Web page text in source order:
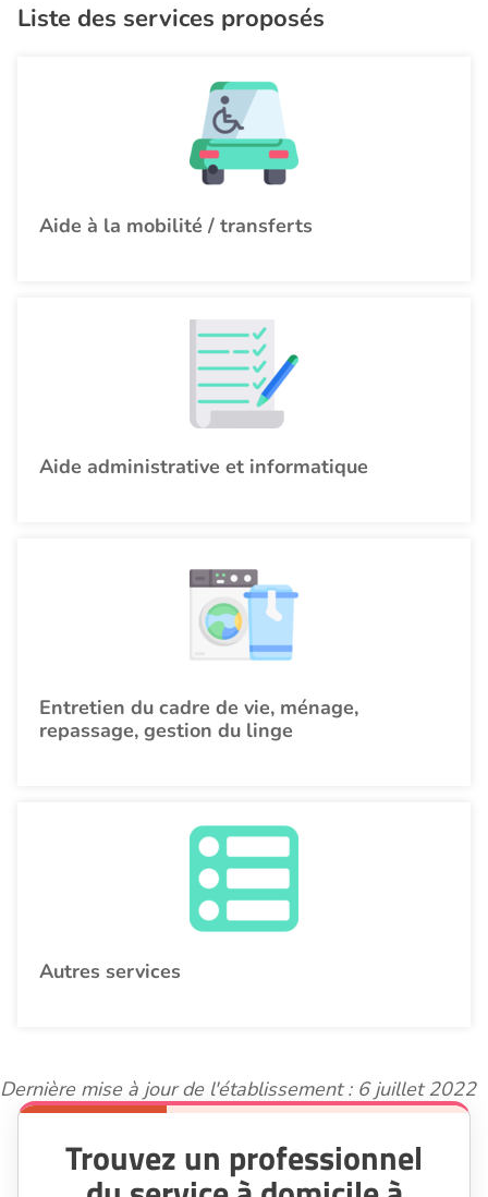
Liste des services proposés
Aide à la mobilité / transferts
Aide administrative et informatique
Entretien du cadre de vie, ménage,
repassage, gestion du linge
Autres services
Dernière mise à jour de l'établissement : 6 juillet 2022
Trouvez un professionnel